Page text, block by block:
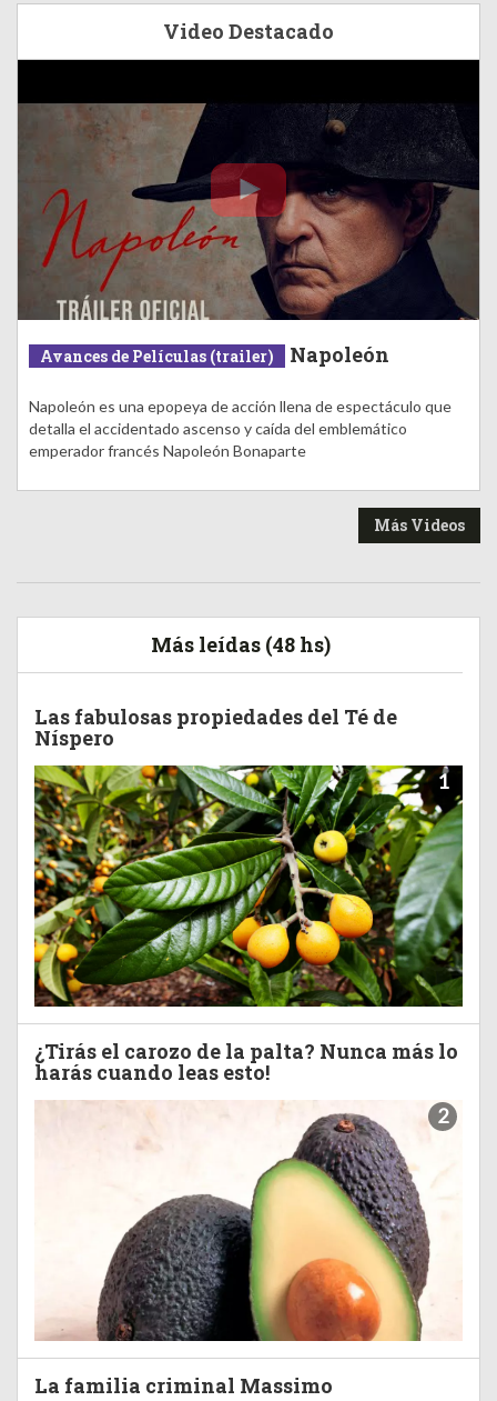
Video Destacado
Avances de Películas (trailer) Napoleón
Napoleón es una epopeya de acción llena de espectáculo que
detalla el accidentado ascenso y caída del emblemático
emperador francés Napoleón Bonaparte
Más Videos
Más leídas (48 hs)
Las fabulosas propiedades del Té de
Níspero
1
¿Tirás el carozo de la palta? Nunca más lo
harás cuando leas esto!
2
La familia criminal Massimo